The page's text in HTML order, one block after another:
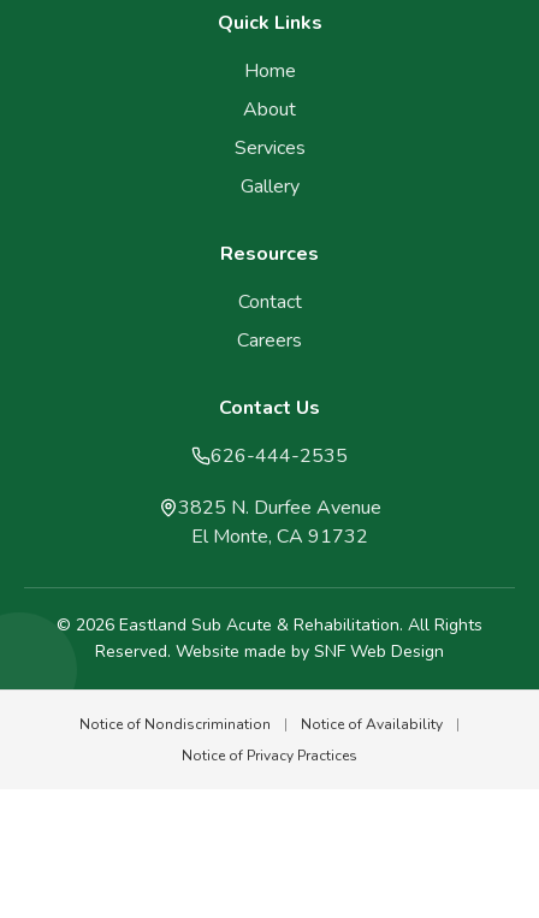
Quick Links
Home
About
Services
Gallery
Resources
Contact
Careers
Contact Us
626-444-2535
3825 N. Durfee Avenue
El Monte, CA 91732
© 2026 Eastland Sub Acute & Rehabilitation. All Rights
Reserved. Website made by SNF Web Design
Notice of Nondiscrimination | Notice of Availability
|
Notice of Privacy Practices